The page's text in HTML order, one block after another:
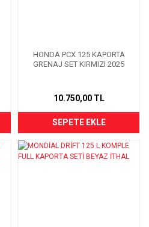
HONDA PCX 125 KAPORTA
GRENAJ SET KIRMIZI 2025
10.750,00 TL
SEPETE EKLE